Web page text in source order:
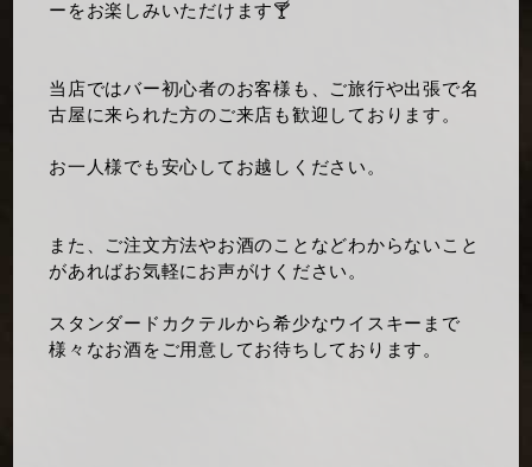
ーをお楽しみいただけます🍸
当店ではバー初心者のお客様も、ご旅行や出張で名
古屋に来られた方のご来店も歓迎しております。
お一人様でも安心してお越しください。
また、ご注文方法やお酒のことなどわからないこと
があればお気軽にお声がけください。
スタンダードカクテルから希少なウイスキーまで
様々なお酒をご用意してお待ちしております。